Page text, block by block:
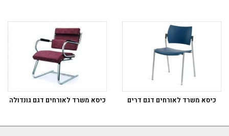
כיסא משרד לאורחים דגם דרים כיסא משרד לאורחים דגם גונדולה